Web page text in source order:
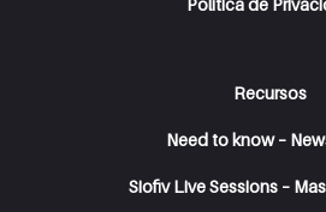
Política de
Recursos
Need to know –
Siofiv Live Sessions –